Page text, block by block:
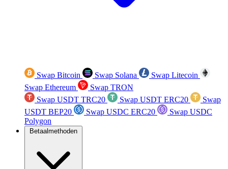
Swap Bitcoin Swap Solana
Swap Litecoin
Swap Ethereum
Swap TRON
Swap USDT TRC20
Swap USDT ERC20
Swap
USDT BEP20
Swap USDC ERC20
Swap USDC
Polygon
Betaalmethoden